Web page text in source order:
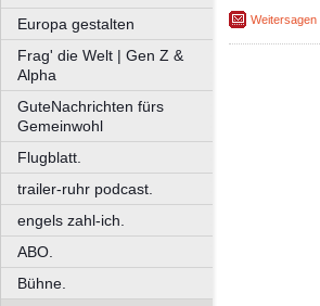
Europa gestalten
Frag' die Welt | Gen Z &
Alpha
GuteNachrichten fürs
Gemeinwohl
Flugblatt.
trailer-ruhr podcast.
engels zahl-ich.
ABO.
Bühne.
Weitersagen